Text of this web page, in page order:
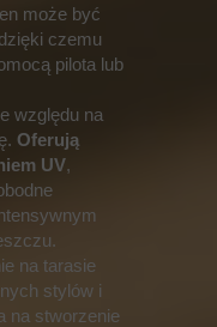
może być
czemu
pilota lub
względu na
Oferują
UV,
na tarasie
stylów i
na stworzenie